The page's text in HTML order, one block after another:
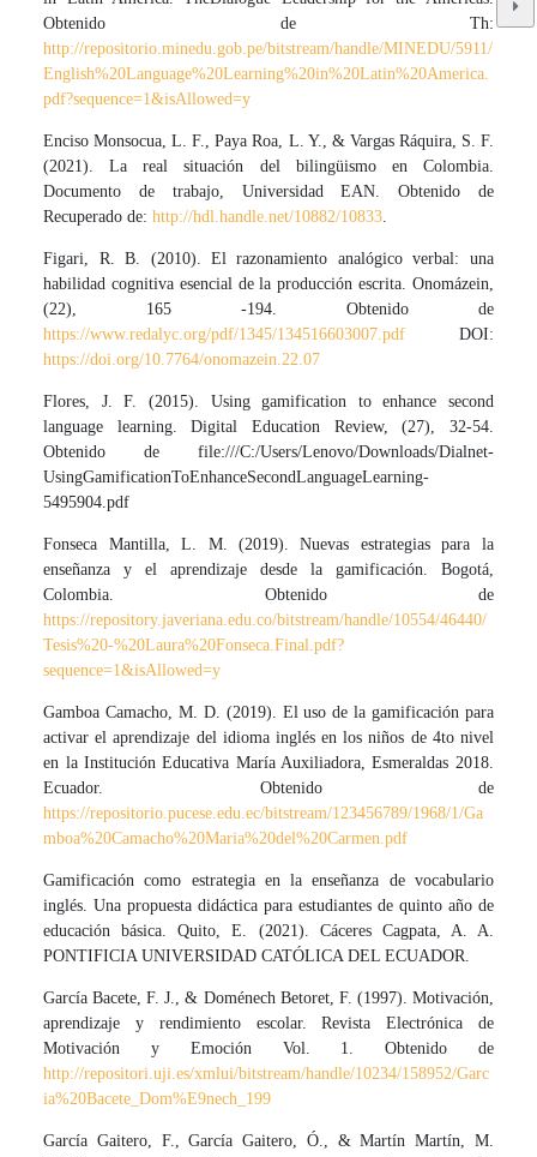
Obtenido de Th:
http://repositorio.minedu.gob.pe/bitstream/handle/MINEDU/5911/
English%20Language%20Learning%20in%20Latin%20America.
pdf?sequence=1&isAllowed=y
Enciso Monsocua, L. F., Paya Roa, L. Y., & Vargas Ráquira, S. F.
(2021). La real situación del bilingüismo en Colombia.
Documento de trabajo, Universidad EAN. Obtenido de
Recuperado de:http://hdl.handle.net/10882/10833.
Figari, R. B. (2010). El razonamiento analógico verbal: una
habilidad cognitiva esencial de la producción escrita. Onomázein,
(22), 165 -194. Obtenido de
https://www.redalyc.org/pdf/1345/134516603007.pdf DOI:
https://doi.org/10.7764/onomazein.22.07
Flores, J. F. (2015). Using gamification to enhance second
language learning. Digital Education Review, (27), 32-54.
Obtenido de file:///C:/Users/Lenovo/Downloads/Dialnet-
UsingGamificationToEnhanceSecondLanguageLearning-
5495904.pdf
Fonseca Mantilla, L. M. (2019). Nuevas estrategias para la
enseñanza y el aprendizaje desde la gamificación. Bogotá,
Colombia. Obtenido de
https://repository.javeriana.edu.co/bitstream/handle/10554/46440/
Tesis%20-%20Laura%20Fonseca.Final.pdf?
sequence=1&isAllowed=y
Gamboa Camacho, M. D. (2019). El uso de la gamificación para
activar el aprendizaje del idioma inglés en los niños de 4to nivel
en la Institución Educativa María Auxiliadora, Esmeraldas 2018.
Ecuador. Obtenido de
https://repositorio.pucese.edu.ec/bitstream/123456789/1968/1/Ga
mboa%20Camacho%20Maria%20del%20Carmen.pdf
Gamificación como estrategia en la enseñanza de vocabulario
inglés. Una propuesta didáctica para estudiantes de quinto año de
educación básica. Quito, E. (2021). Cáceres Cagpata, A. A.
PONTIFICIA UNIVERSIDAD CATÓLICA DEL ECUADOR.
García Bacete, F. J., & Doménech Betoret, F. (1997). Motivación,
aprendizaje y rendimiento escolar. Revista Electrónica de
Motivación y Emoción Vol. 1. Obtenido de
http://repositori.uji.es/xmlui/bitstream/handle/10234/158952/Garc
ia%20Bacete_Dom%E9nech_199
García Gaitero, F., García Gaitero, Ó., & Martín Martín, M.